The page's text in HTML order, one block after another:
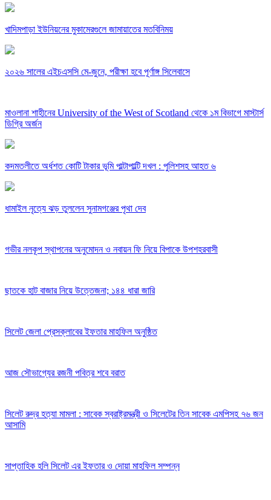
খাদিমপাড়া ইউনিয়নের মুকামেরগুলে জামায়াতের মতবিনিময়
২০২৬ সালের এইচএসসি মে-জুনে, পরীক্ষা হবে পূর্ণাঙ্গ সিলেবাসে
মাওলানা শাহীনের University of the West of Scotland থেকে ১ম বিভাগে মাস্টার্স
ডিগ্রি অর্জন
কদমতলীতে অর্ধশত কোটি টাকার ভূমি পাল্টাপাল্টি দখল : পুলিশসহ আহত ৬
ধামাইল নৃত্যে ঝড় তুললেন সুনামগঞ্জের পৃথা দেব
গভীর নলকূপ স্থাপনের অনুমোদন ও নবায়ন ফি নিয়ে বিপাকে উপশহরবাসী
ছাতকে হাট বাজার নিয়ে উত্তেজনা; ১৪৪ ধারা জারি
সিলেট জেলা প্রেসক্লাবের ইফতার মাহফিল অনুষ্ঠিত
আজ সৌভাগ্যের রজনী পবিত্র শবে বরাত
সিলেট রুদ্র হত্যা মামলা : সাবেক স্বরাষ্ট্রমন্ত্রী ও সিলেটের তিন সাবেক এমপিসহ ৭৬ জন
আসামি
সাপ্তাহিক হলি সিলেট এর ইফতার ও দোয়া মাহফিল সম্পন্ন